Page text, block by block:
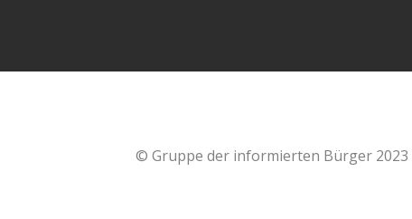
© Gruppe der informierten Bürger 2023